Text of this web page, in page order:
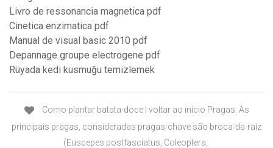
Livro de ressonancia magnetica pdf
Cinetica enzimatica pdf
Manual de visual basic 2010 pdf
Depannage groupe electrogene pdf
Rüyada kedi kusmuğu temizlemek
Como plantar batata-doce | voltar ao início Pragas. As
principais pragas, consideradas pragas-chave são broca-da-raiz
(Euscepes postfasciatus, Coleoptera,